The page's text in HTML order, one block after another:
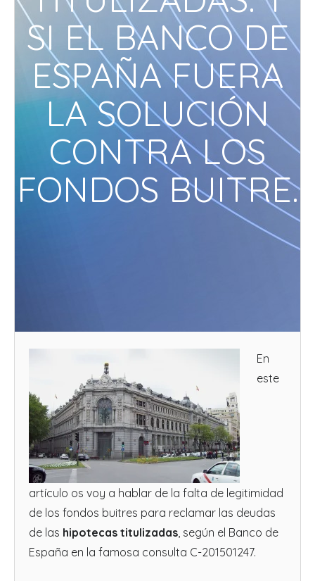
SI EL BANCO DE
ESPAÑA FUERA
LA SOLUCIÓN
CONTRA LOS
FONDOS BUITRE.
En
este
artículo os voy a hablar de la falta de legitimidad
de los fondos buitres para reclamar las deudas
de las hipotecas titulizadas, según el Banco de
España en la famosa consulta C-201501247.